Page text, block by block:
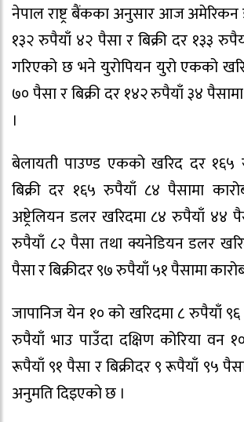
नेपाल राष्ट्र बैंकका अनुसार आज
१३२ रुपैयाँ ४२ पैसा र बिक्री दर १३३
गरिएको छ भने युरोपियन युरो एकको
७० पैसा र बिक्री दर १४२ रुपैयाँ ३४
।
बेलायती पाउण्ड एकको खरिद दर
बिक्री दर १६५ रुपैयाँ ८४ पैसामा
अष्ट्रेलियन डलर खरिदमा ८४ रुपैयाँ ४४
रुपैयाँ ८२ पैसा तथा क्यनेडियन डलर
पैसा र बिक्रीदर ९७ रुपैयाँ ५१ पैसामा
जापानिज येन १० को खरिदमा ८ रुपैयाँ ९६
रुपैयाँ भाउ पाउँदा दक्षिण कोरिया वन
रूपैयाँ ९१ पैसा र बिक्रीदर ९ रूपैयाँ ९५
अनुमति दिइएको छ ।